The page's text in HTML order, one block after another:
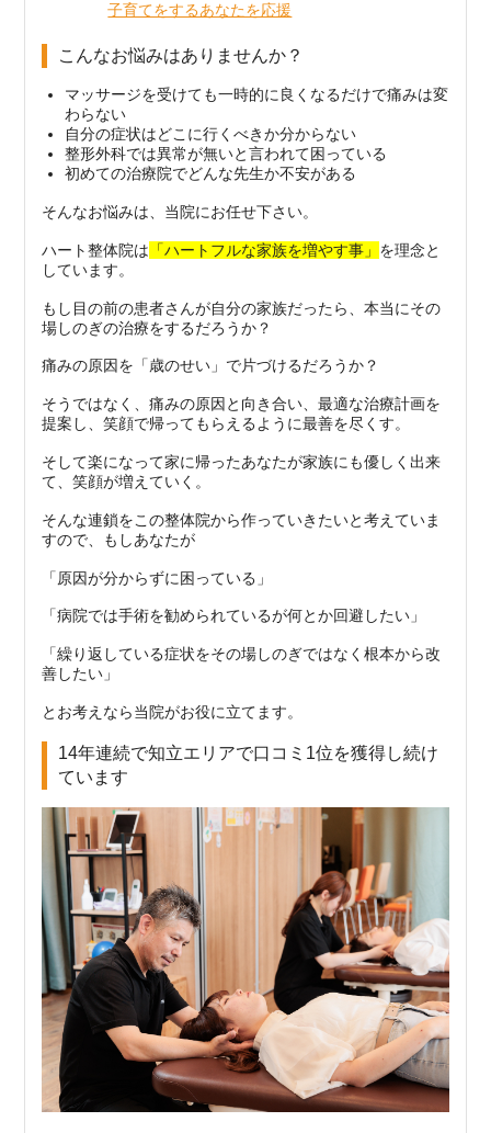
子育てをするあなたを応援
こんなお悩みはありませんか？
マッサージを受けても一時的に良くなるだけで痛みは変
わらない
自分の症状はどこに行くべきか分からない
整形外科では異常が無いと言われて困っている
初めての治療院でどんな先生か不安がある
そんなお悩みは、当院にお任せ下さい。
ハート整体院は 「ハートフルな家族を増やす事」 を理念と
しています。
もし目の前の患者さんが自分の家族だったら、本当にその
場しのぎの治療をするだろうか？
痛みの原因を「歳のせい」で片づけるだろうか？
そうではなく、痛みの原因と向き合い、最適な治療計画を
提案し、笑顔で帰ってもらえるように最善を尽くす。
そして楽になって家に帰ったあなたが家族にも優しく出来
て、笑顔が増えていく。
そんな連鎖をこの整体院から作っていきたいと考えていま
すので、もしあなたが
「原因が分からずに困っている」
「病院では手術を勧められているが何とか回避したい」
「繰り返している症状をその場しのぎではなく根本から改
善したい」
とお考えなら当院がお役に立てます。
14年連続で知立エリアで口コミ1位を獲得し続け
ています